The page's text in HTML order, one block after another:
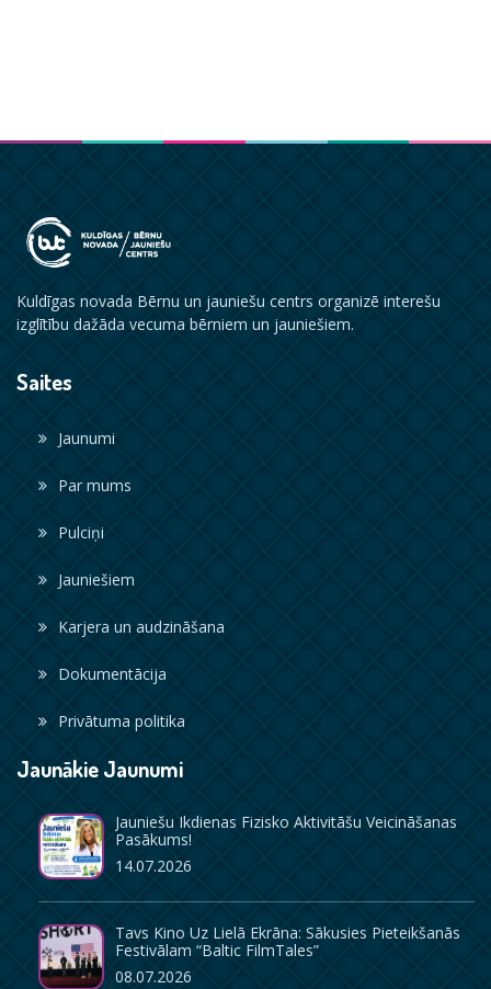
Kuldīgas novada Bērnu un jauniešu centrs organizē interešu
izglītību dažāda vecuma bērniem un jauniešiem.
Saites
Jaunumi
Par mums
Pulciņi
Jauniešiem
Karjera un audzināšana
Dokumentācija
Privātuma politika
Jaunākie Jaunumi
Jauniešu Ikdienas Fizisko Aktivitāšu Veicināšanas
Pasākums!
14.07.2026
Tavs Kino Uz Lielā Ekrāna: Sākusies Pieteikšanās
Festivālam “Baltic FilmTales”
08.07.2026